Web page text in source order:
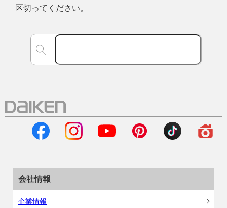
区切ってください。
会社情報
企業情報